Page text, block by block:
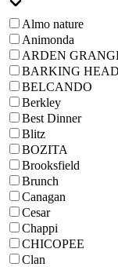
Almo nature
Animonda
ARDEN
BARKING
BELCANDO
Berkley
Best Dinner
Blitz
BOZITA
Brooksfield
Brunch
Canagan
Cesar
Chappi
CHICOPEE
Clan